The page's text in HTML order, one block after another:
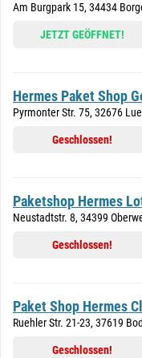
Am Burgpark 15, 34434
JETZT GEÖFFNET!
Hermes Paket Shop
Pyrmonter Str. 75, 32676
Geschlossen!
Paketshop Hermes
Neustadtstr. 8, 34399
Geschlossen!
Paket Shop Hermes
Ruehler Str. 21-23, 37619
Geschlossen!